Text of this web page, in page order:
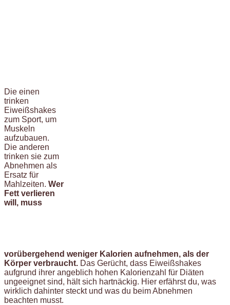
Die einen
trinken
Eiweißshakes
zum Sport, um
Muskeln
aufzubauen.
Die anderen
trinken sie zum
Abnehmen als
Ersatz für
Mahlzeiten. Wer
Fett verlieren
will, muss
vorübergehend weniger Kalorien aufnehmen, als der
Körper verbraucht. Das Gerücht, dass Eiweißshakes
aufgrund ihrer angeblich hohen Kalorienzahl für Diäten
ungeeignet sind, hält sich hartnäckig. Hier erfährst du, was
wirklich dahinter steckt und was du beim Abnehmen
beachten musst.